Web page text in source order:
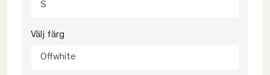
S
Välj färg
Offwhite